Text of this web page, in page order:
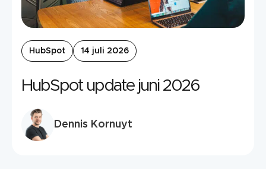
HubSpot 14 juli 2026
HubSpot update juni 2026
Dennis Kornuyt